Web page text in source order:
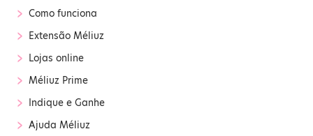
› Como funciona
› Extensão Méliuz
› Lojas online
› Méliuz Prime
› Indique e Ganhe
› Ajuda Méliuz